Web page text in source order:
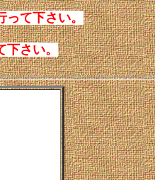
て下さい。
さい。